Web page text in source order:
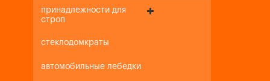
принадлежности для
строп
стеклодомкраты
автомобильные лебедки